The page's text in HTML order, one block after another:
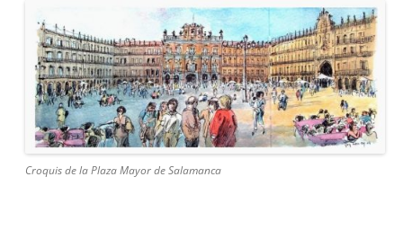
Croquis de la Plaza Mayor de Salamanca